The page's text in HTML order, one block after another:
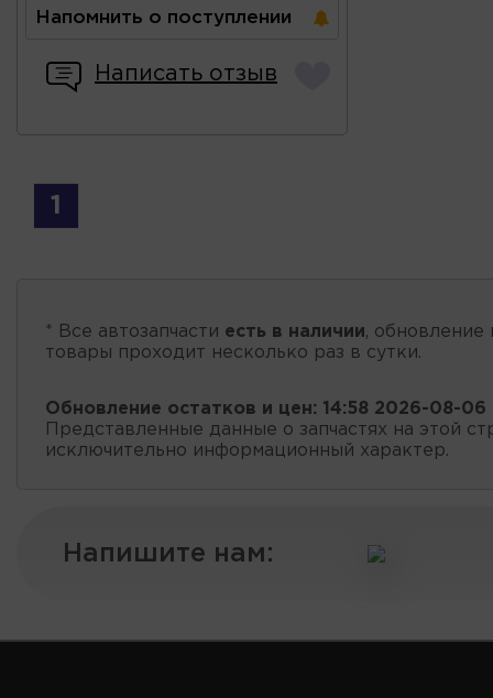
Напомнить о поступлении
Написать отзыв
1
* Все автозапчасти есть в наличии, обновление
товары проходит несколько раз в сутки.
Обновление остатков и цен: 14:58 2026-08-06
Представленные данные о запчастях на этой
исключительно информационный характер.
Напишите нам: